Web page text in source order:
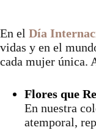
En el Día
vidas y en el
cada mujer única.
Flores que
En nuestra
atemporal,